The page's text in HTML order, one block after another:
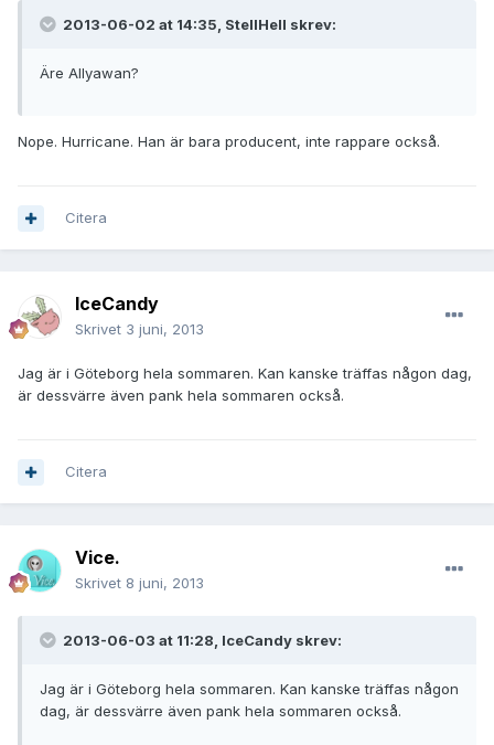
2013-06-02 at 14:35, StellHell skrev:
Äre Allyawan?
Nope. Hurricane. Han är bara producent, inte rappare också.
Citera
IceCandy
Skrivet 3 juni, 2013
Jag är i Göteborg hela sommaren. Kan kanske träffas någon dag,
är dessvärre även pank hela sommaren också.
Citera
Vice.
Skrivet 8 juni, 2013
2013-06-03 at 11:28, IceCandy skrev:
Jag är i Göteborg hela sommaren. Kan kanske träffas någon
dag, är dessvärre även pank hela sommaren också.